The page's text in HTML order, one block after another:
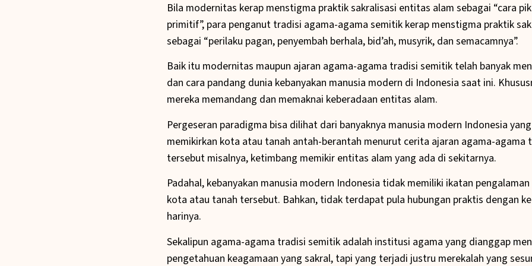
Bila modernitas kerap menstigma praktik sakralisasi entitas alam sebagai “cara
primitif”, para penganut tradisi agama-agama semitik kerap menstigma praktik
sebagai “perilaku pagan, penyembah berhala, bid’ah, musyrik, dan semacamnya”.
Baik itu modernitas maupun ajaran agama-agama tradisi semitik telah banyak
dan cara pandang dunia kebanyakan manusia modern di Indonesia saat ini.
mereka memandang dan memaknai keberadaan entitas alam.
Pergeseran paradigma bisa dilihat dari banyaknya manusia modern Indonesia
memikirkan kota atau tanah antah-berantah menurut cerita ajaran agama-agama
tersebut misalnya, ketimbang memikir entitas alam yang ada di sekitarnya.
Padahal, kebanyakan manusia modern Indonesia tidak memiliki ikatan
kota atau tanah tersebut. Bahkan, tidak terdapat pula hubungan praktis dengan
harinya.
Sekalipun agama-agama tradisi semitik adalah institusi agama yang dianggap
pengetahuan keagamaan yang sakral, tapi yang terjadi justru merekalah yang